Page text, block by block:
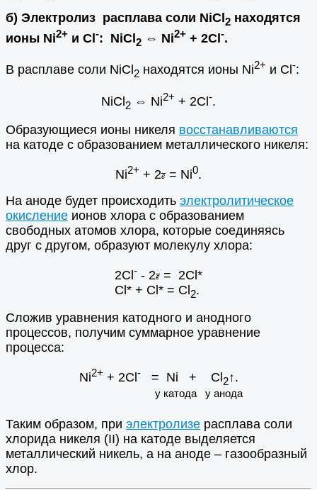
б) Электролиз расплава соли NiCl 2 находятся
ионы Ni2+ и Cl-: NiCl2 ⇔ Ni2+ + 2Cl-.
В расплаве соли NiCl 2 находятся ионы Ni2+ и Cl -:
NiCl 2 ⇔ Ni2+ + 2Cl -.
Образующиеся ионы никеля восстанавливаются
на катоде с образованием металлического никеля:
Ni2+ + 2 = Ni0.
На аноде будет происходить электролитическое
окисление ионов хлора с образованием
свободных атомов хлора, которые соединяясь
друг с другом, образуют молекулу хлора:
2Cl- - 2 = 2Cl*
Cl* + Cl* = Cl2.
Сложив уравнения катодного и анодного
процессов, получим суммарное уравнение
процесса:
Ni2+ + 2Cl -= Ni + Cl 2↑.
у катода у анода
Таким образом, при электролизе расплава соли
хлорида никеля (II) на катоде выделяется
металлический никель, а на аноде – газообразный
хлор.